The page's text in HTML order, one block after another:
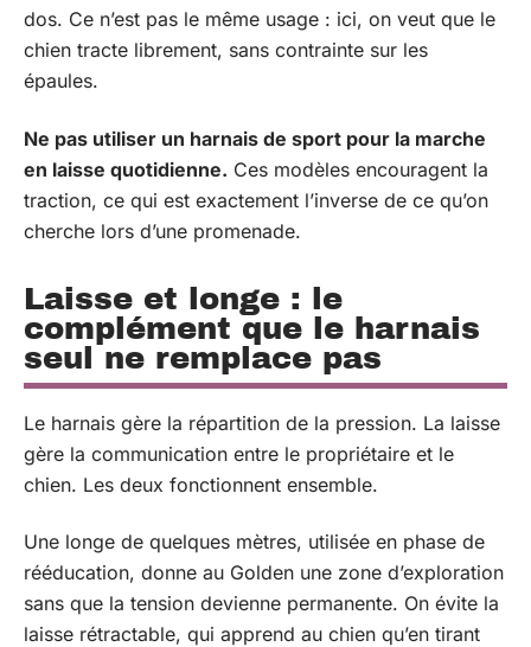
dos. Ce n’est pas le même usage : ici, on veut que le
chien tracte librement, sans contrainte sur les
épaules.
Ne pas utiliser un harnais de sport pour la marche
en laisse quotidienne. Ces modèles encouragent la
traction, ce qui est exactement l’inverse de ce qu’on
cherche lors d’une promenade.
Laisse et longe : le
complément que le harnais
seul ne remplace pas
Le harnais gère la répartition de la pression. La laisse
gère la communication entre le propriétaire et le
chien. Les deux fonctionnent ensemble.
Une longe de quelques mètres, utilisée en phase de
rééducation, donne au Golden une zone d’exploration
sans que la tension devienne permanente. On évite la
laisse rétractable, qui apprend au chien qu’en tirant